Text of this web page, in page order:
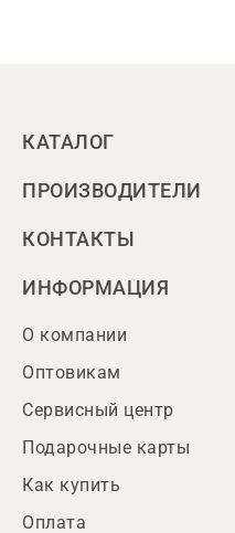
КАТАЛОГ
ПРОИЗВОДИТЕЛИ
КОНТАКТЫ
ИНФОРМАЦИЯ
О компании
Оптовикам
Сервисный центр
Подарочные карты
Как купить
Оплата